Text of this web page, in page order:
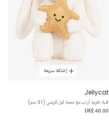
إضافة سريعة
Jellycat
لعبة طرية أرنب مع نجمة لون كريمي (31 سم)
UK£ 40.00